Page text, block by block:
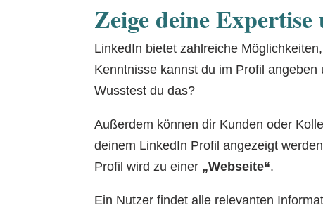
Zeige deine
LinkedIn bietet zahlreiche
Kenntnisse kannst du im Profil
Wusstest du das?
Außerdem können dir Kunden oder
deinem LinkedIn Profil angezeigt
Profil wird zu einer „Webseite“.
Ein Nutzer findet alle relevanten